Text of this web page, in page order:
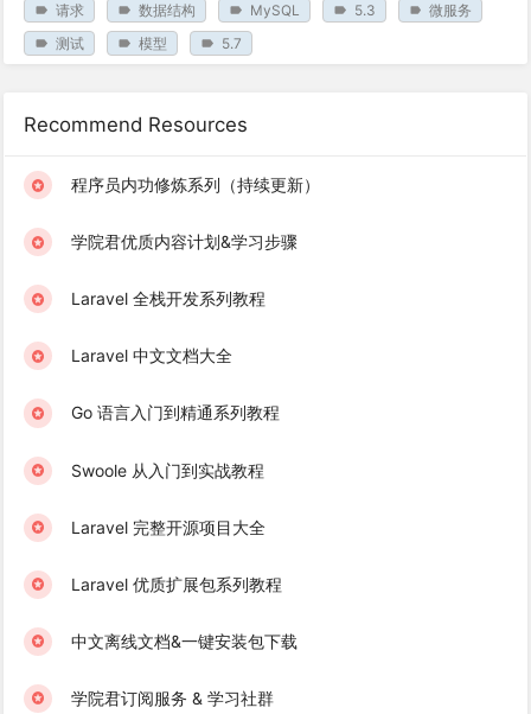
请求
数据结构 MySQL 5.3
微服务
测试
模型 5.7
Recommend Resources
程序员内功修炼系列（持续更新）
学院君优质内容计划&学习步骤
Laravel 全栈开发系列教程
Laravel 中文文档大全
Go 语言入门到精通系列教程
Swoole 从入门到实战教程
Laravel 完整开源项目大全
Laravel 优质扩展包系列教程
中文离线文档&一键安装包下载
学院君订阅服务 & 学习社群